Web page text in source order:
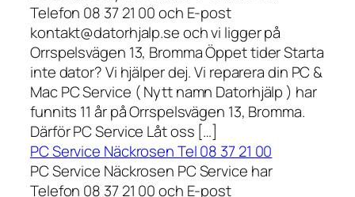
Telefon 08 37 21 00 och E-post
kontakt@datorhjalp.se och vi ligger på
Orrspelsvägen 13, Bromma Öppet tider Starta
inte dator? Vi hjälper dej. Vi reparera din PC &
Mac PC Service ( Nytt namn Datorhjälp ) har
funnits 11 år på Orrspelsvägen 13, Bromma.
Därför PC Service Låt oss […]
PC Service Näckrosen Tel 08 37 21 00
PC Service Näckrosen PC Service har
Telefon 08 37 21 00 och E-post